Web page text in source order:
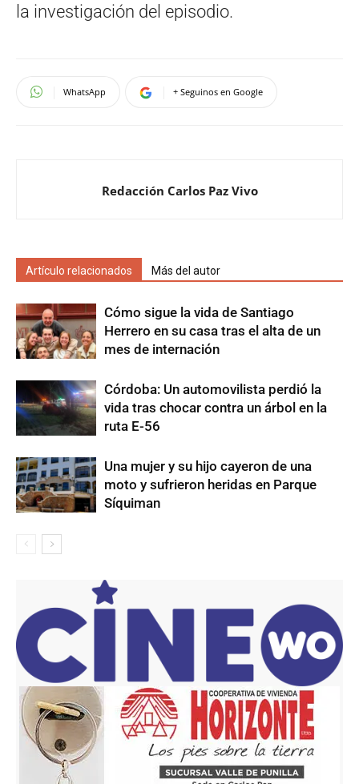
la investigación del episodio.
WhatsApp + Seguinos en Google
Redacción Carlos Paz Vivo
Artículo relacionados Más del autor
Cómo sigue la vida de Santiago
Herrero en su casa tras el alta de un
mes de internación
Córdoba: Un automovilista perdió la
vida tras chocar contra un árbol en la
ruta E-56
Una mujer y su hijo cayeron de una
moto y sufrieron heridas en Parque
Síquiman